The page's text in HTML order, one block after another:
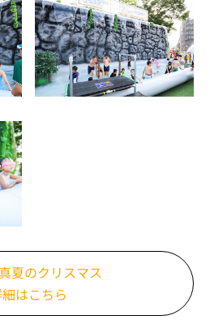
夏のクリスマス
はこちら